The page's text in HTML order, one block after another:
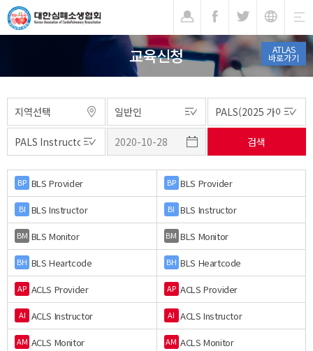
ATLAS
바로가기
교육신청
BP BLS Provider BP BLS Provider
BI BLS Instructor BI BLS Instructor
BM BLS Monitor BM BLS Monitor
BH BLS Heartcode BH BLS Heartcode
AP ACLS Provider AP ACLS Provider
AI ACLS Instructor AI ACLS Instructor
AM ACLS Monitor AM ACLS Monitor